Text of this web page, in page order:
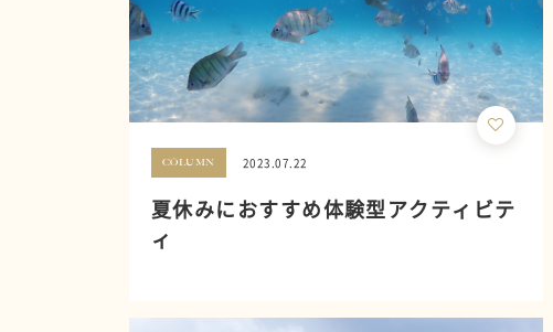
COLUMN 2023.07.22
夏休みにおすすめ体験型アクティビテ
ィ